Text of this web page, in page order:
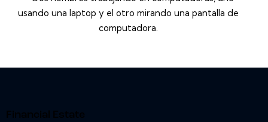
Financial Estate